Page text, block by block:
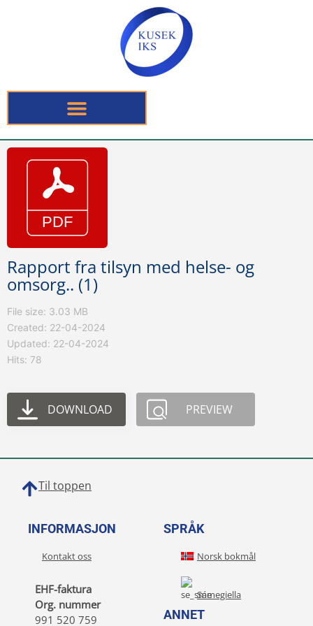
Rapport fra tilsyn med helse- og
omsorg.. (1)
File size: 3.03 MB
Created: 22-04-2024
Updated: 22-04-2024
Hits: 78
DOWNLOAD PREVIEW
Til toppen
INFORMASJON
Kontakt oss
EHF-faktura
Org. nummer
991 520 759
SPRÅK
Norsk bokmål
Sámegiella
ANNET